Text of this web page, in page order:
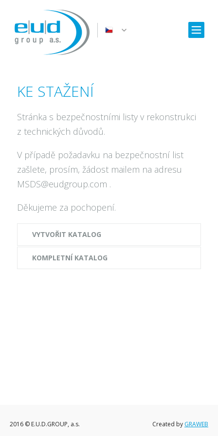
KE STAŽENÍ
Stránka s bezpečnostními listy v rekonstrukci
z technických důvodů.
V případě požadavku na bezpečnostní list
zašlete, prosím, žádost mailem na adresu
MSDS@eudgroup.com .
Děkujeme za pochopení.
VYTVOŘIT KATALOG
KOMPLETNÍ KATALOG
2016 © E.U.D.GROUP, a.s. Created by GRAWEB